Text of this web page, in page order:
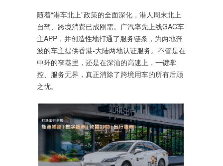
随着“港车北上”政策的全面深化，港人周末北上
自驾、跨境消费已成刚需。广汽率先上线GAC车
主APP，并创造性地打通了服务链条，为两地奔
波的车主提供香港-大陆两地认证服务。不管是在
中环的窄巷里，还是在深汕的高速上，一键掌
控、服务无界，真正消除了跨境用车的所有后顾
之忧。